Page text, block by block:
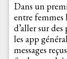
Dans un
entre
d’aller sur
les app
messages